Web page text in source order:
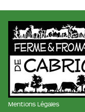
Mentions Légales